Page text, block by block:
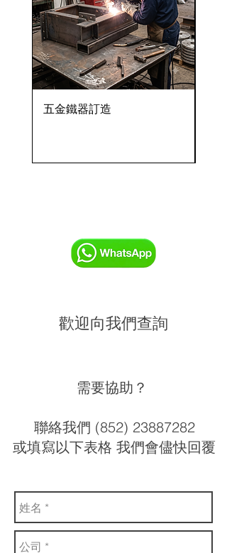
五金鐵器訂造
歡迎向我們查詢
需要協助？
聯絡我們 (852) 23887282
或填寫以下表格 我們會儘快回覆